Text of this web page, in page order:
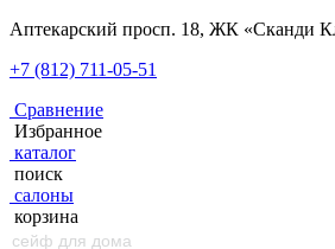
Аптекарский просп. 18, ЖК «Сканди
+7 (812) 711-05-51
Сравнение
Избранное
каталог
поиск
салоны
корзина